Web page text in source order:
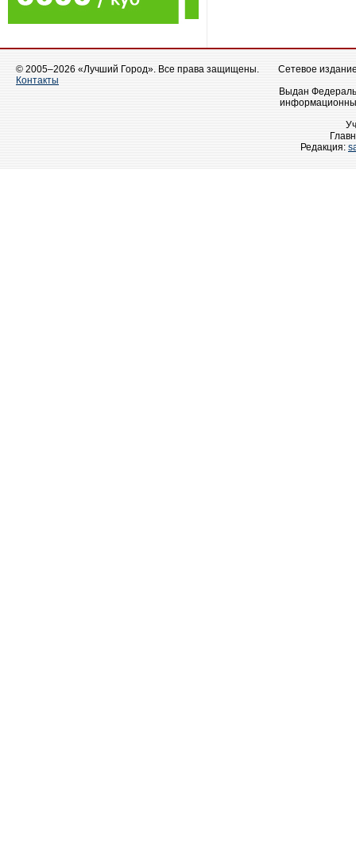
© 2005–2026 «Лучший Город». Все права защищены.
Контакты
Сетевое
Выдан
Редакция: